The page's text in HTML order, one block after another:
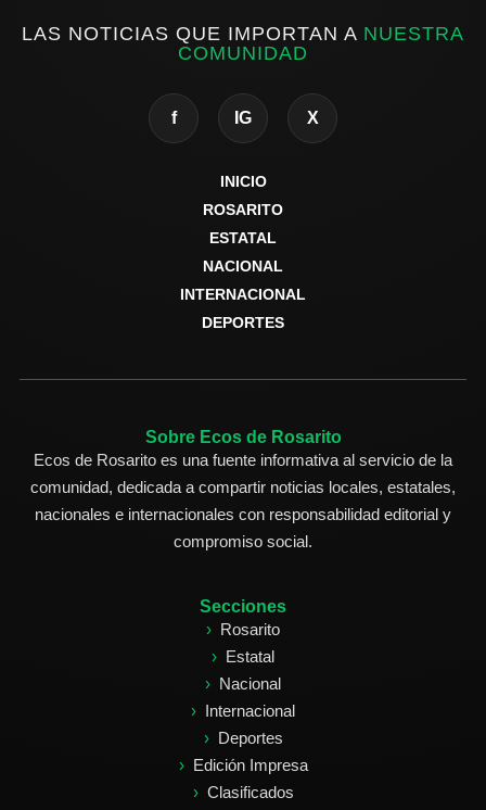
LAS NOTICIAS QUE IMPORTAN A NUESTRA
COMUNIDAD
f IG X
INICIO
ROSARITO
ESTATAL
NACIONAL
INTERNACIONAL
DEPORTES
Sobre Ecos de Rosarito
Ecos de Rosarito es una fuente informativa al servicio de la
comunidad, dedicada a compartir noticias locales, estatales,
nacionales e internacionales con responsabilidad editorial y
compromiso social.
Secciones
Rosarito
Estatal
Nacional
Internacional
Deportes
Edición Impresa
Clasificados